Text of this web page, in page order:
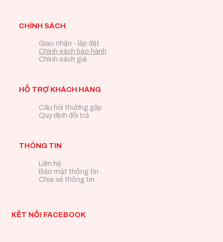
CHÍNH SÁCH
Giao nhận - lắp đặt
Chính sách bảo hành
Chính sách giá
HỖ TRỢ KHÁCH HÀNG
Câu hỏi thường gặp
Quy định đổi trả
THÔNG TIN
Liên hệ
Bảo mật thông tin
Chia sẻ thông tin
KẾT NỐI FACEBOOK